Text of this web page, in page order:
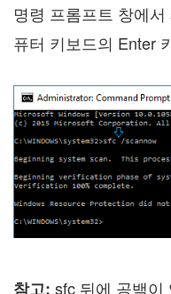
명령 프롬프트 창에
퓨터 키보드의 Enter
참고: sfc 뒤에 공백이